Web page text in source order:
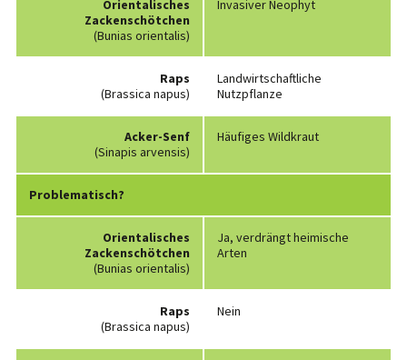
Orientalisches
Zackenschötchen
(Bunias orientalis)
Invasiver Neophyt
Raps
(Brassica napus)
Landwirtschaftliche
Nutzpflanze
Acker-Senf
(Sinapis arvensis)
Häufiges Wildkraut
Problematisch?
Orientalisches
Zackenschötchen
(Bunias orientalis)
Ja, verdrängt heimische
Arten
Raps
(Brassica napus)
Nein